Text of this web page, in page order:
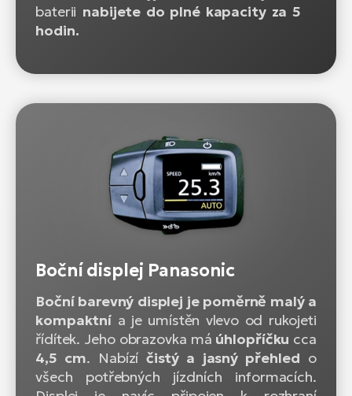
baterii nabijete do plné kapacity za 5
hodin.
Boční displej Panasonic
Boční barevný displej je poměrně malý a
kompaktní a je umístěn vlevo od rukojeti
řídítek. Jeho obrazovka má úhlopříčku cca
4,5 cm. Nabízí čistý a jasný přehled o
všech potřebných jízdních informacích.